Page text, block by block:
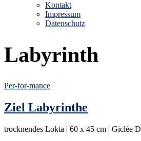
Kontakt
Impressum
Datenschutz
Labyrinth
Per-for-mance
Ziel Labyrinthe
trocknendes Lokta | 60 x 45 cm | Giclée